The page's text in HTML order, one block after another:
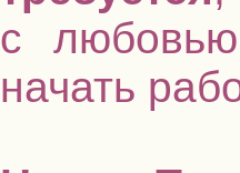
с
начать